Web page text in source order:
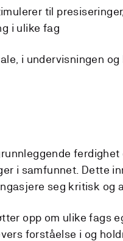
til
i ulike fag
i undervisningen
i samfunnet. Dette
seg kritisk og
opp om ulike fags
forståelse i og